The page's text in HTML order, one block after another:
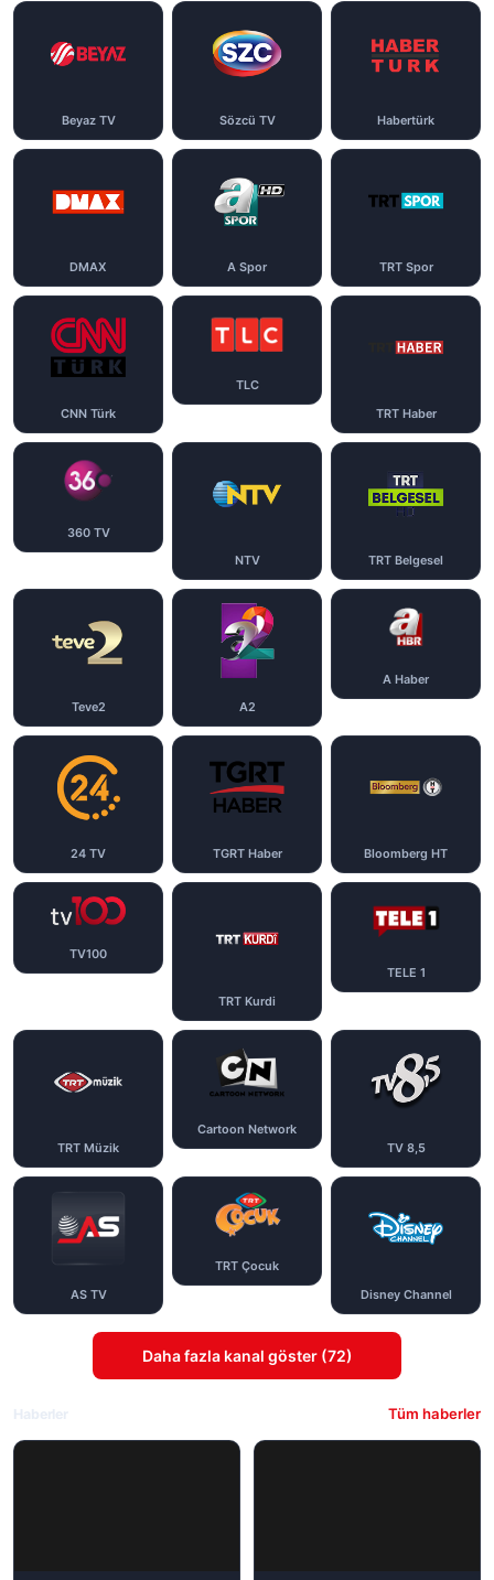
Beyaz TV Sözcü TV Habertürk
DMAX A Spor TRT Spor
CNN Türk
TLC
TRT Haber
360 TV
NTV
TRT Belgesel
Teve2 A2
A Haber
24 TV TGRT Haber Bloomberg HT
TV100
TRT Kurdi
TELE 1
TRT Müzik
Cartoon Network
TV 8,5
AS TV
TRT Çocuk
Disney Channel
Daha fazla kanal göster (72)
Tüm haberler